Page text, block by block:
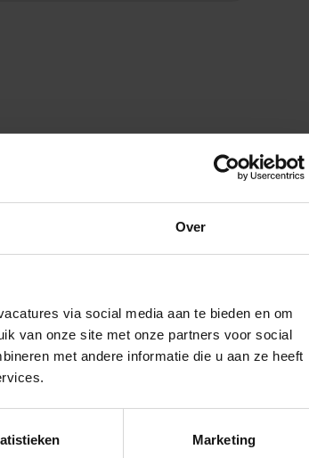
Over
via social media aan te bieden en om
van onze site met onze partners voor social
met andere informatie die u aan ze heeft
Marketing
de hoogte